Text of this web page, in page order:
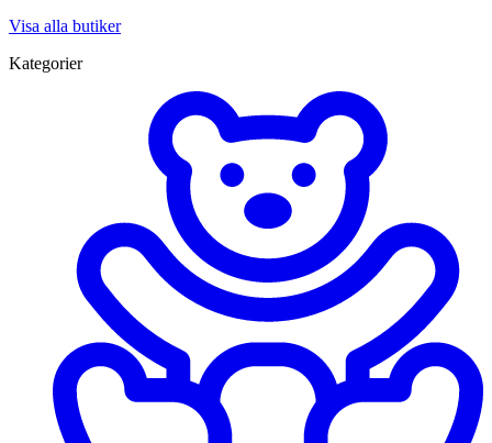
Visa alla butiker
Kategorier